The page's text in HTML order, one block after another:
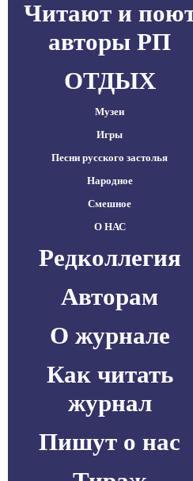
Читают и
авторы РП
ОТДЫХ
Музеи
Игры
Песни русского застолья
Народное
Смешное
О НАС
Редколлегия
Авторам
О журнале
Как читать
журнал
Пишут о нас